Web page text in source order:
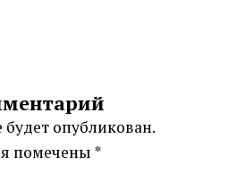
опубликован.
помечены *